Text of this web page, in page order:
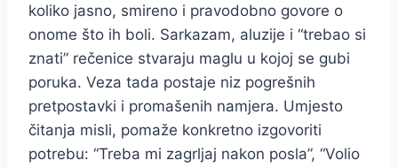
koliko jasno, smireno i pravodobno govore o
onome što ih boli. Sarkazam, aluzije i “trebao si
znati” rečenice stvaraju maglu u kojoj se gubi
poruka. Veza tada postaje niz pogrešnih
pretpostavki i promašenih namjera. Umjesto
čitanja misli, pomaže konkretno izgovoriti
potrebu: “Treba mi zagrljaj nakon posla”, “Volio